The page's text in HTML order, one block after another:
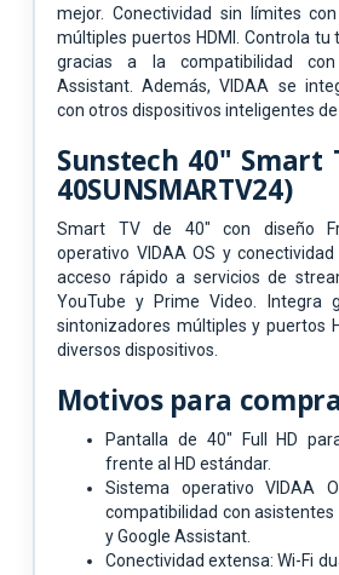
mejor. Conectividad sin límites
múltiples puertos HDMI. Controla tu
gracias a la compatibilidad
Assistant.Además, VIDAA se
con otros dispositivos inteligentes
Sunstech 40" Smart
40SUNSMARTV24)
Smart TV de 40" con diseño
operativo VIDAA OS y
acceso rápido a servicios de
YouTube y Prime Video. Integra
sintonizadores múltiples y puertos
diversos dispositivos.
Motivos para
Pantalla de 40" Full HD
frente al HD estándar.
Sistema operativo VIDAA
compatibilidad con asistentes
y Google Assistant.
Conectividad extensa: Wi-Fi